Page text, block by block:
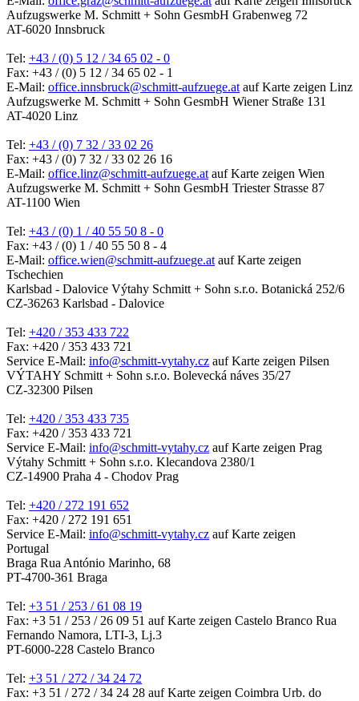
Aufzugswerke M. Schmitt + Sohn GesmbH Grabenweg 72
AT-6020 Innsbruck
Tel: +43 / (0) 5 12 / 34 65 02 - 0
Fax: +43 / (0) 5 12 / 34 65 02 - 1
E-Mail: office.innsbruck@schmitt-aufzuege.at auf Karte zeigen Linz
Aufzugswerke M. Schmitt + Sohn GesmbH Wiener Straße 131
AT-4020 Linz
Tel: +43 / (0) 7 32 / 33 02 26
Fax: +43 / (0) 7 32 / 33 02 26 16
E-Mail: office.linz@schmitt-aufzuege.at auf Karte zeigen Wien
Aufzugswerke M. Schmitt + Sohn GesmbH Triester Strasse 87
AT-1100 Wien
Tel: +43 / (0) 1 / 40 55 50 8 - 0
Fax: +43 / (0) 1 / 40 55 50 8 - 4
E-Mail: office.wien@schmitt-aufzuege.at auf Karte zeigen
Tschechien
Karlsbad - Dalovice Výtahy Schmitt + Sohn s.r.o. Botanická 252/6
CZ-36263 Karlsbad - Dalovice
Tel: +420 / 353 433 722
Fax: +420 / 353 433 721
Service E-Mail: info@schmitt-vytahy.cz auf Karte zeigen Pilsen
VÝTAHY Schmitt + Sohn s.r.o. Bolevecká náves 35/27
CZ-32300 Pilsen
Tel: +420 / 353 433 735
Fax: +420 / 353 433 721
Service E-Mail: info@schmitt-vytahy.cz auf Karte zeigen Prag
Výtahy Schmitt + Sohn s.r.o. Klecandova 2380/1
CZ-14900 Praha 4 - Chodov Prag
Tel: +420 / 272 191 652
Fax: +420 / 272 191 651
Service E-Mail: info@schmitt-vytahy.cz auf Karte zeigen
Portugal
Braga Rua António Marinho, 68
PT-4700-361 Braga
Tel: +3 51 / 253 / 61 08 19
Fax: +3 51 / 253 / 26 09 51 auf Karte zeigen Castelo Branco Rua
Fernando Namora, LTI-3, Lj.3
PT-6000-228 Castelo Branco
Tel: +3 51 / 272 / 34 24 72
Fax: +3 51 / 272 / 34 24 28 auf Karte zeigen Coimbra Urb. do